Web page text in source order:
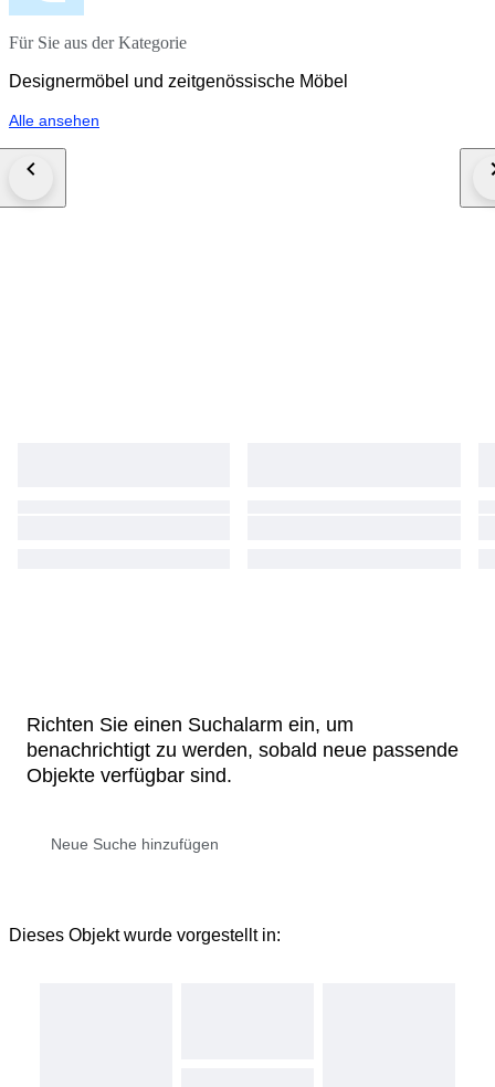
Für Sie aus der Kategorie
Designermöbel und zeitgenössische Möbel
Alle ansehen
Richten Sie einen Suchalarm ein, um
benachrichtigt zu werden, sobald neue passende
Objekte verfügbar sind.
Dieses Objekt wurde vorgestellt in: